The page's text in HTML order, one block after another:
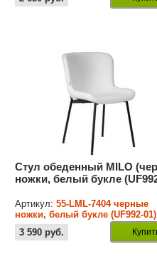
Стул обеденный MILO
ножки, белый букле
Артикул:55-LML-7404 черные
ножки, белый букле (UF992-01)
3 590 руб.